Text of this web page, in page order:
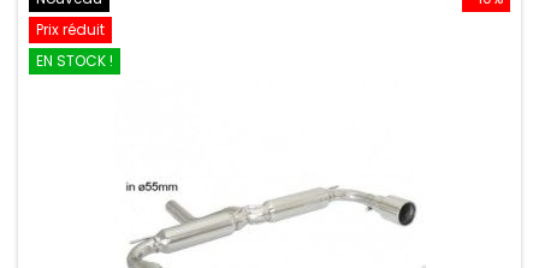
Prix réduit
EN STOCK !